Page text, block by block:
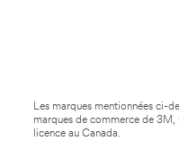
Les marques mentionnées ci-
marques de commerce de 3M,
licence au Canada.